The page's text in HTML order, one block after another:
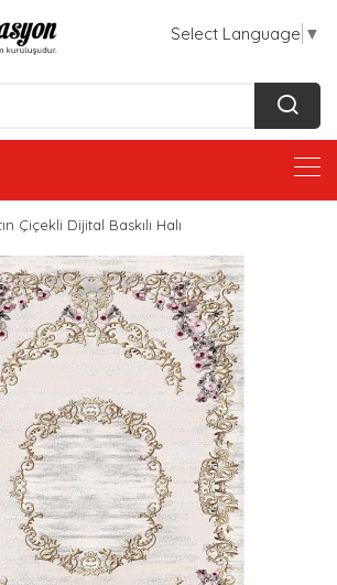
Select Language ▼
Çiçekli Dijital Baskılı Halı